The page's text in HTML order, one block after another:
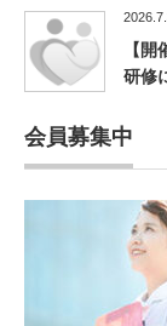
【
研修
会員募集中